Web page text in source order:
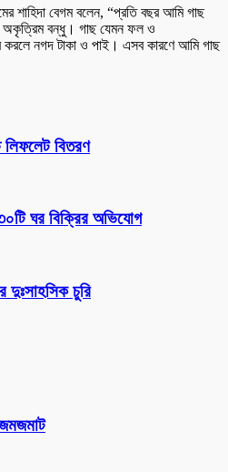
শাহিদা বেগম বলেন, “প্রতি বছর আমি গাছ
অকৃত্রিম বন্ধু। গাছ যেমন ফল ও
নগদ টাকা ও পাই। এসব কারণে আমি গাছ
লিফলেট বিতরণ
ঘর বিক্রির অভিযোগ
দুঃসাহসিক চুরি